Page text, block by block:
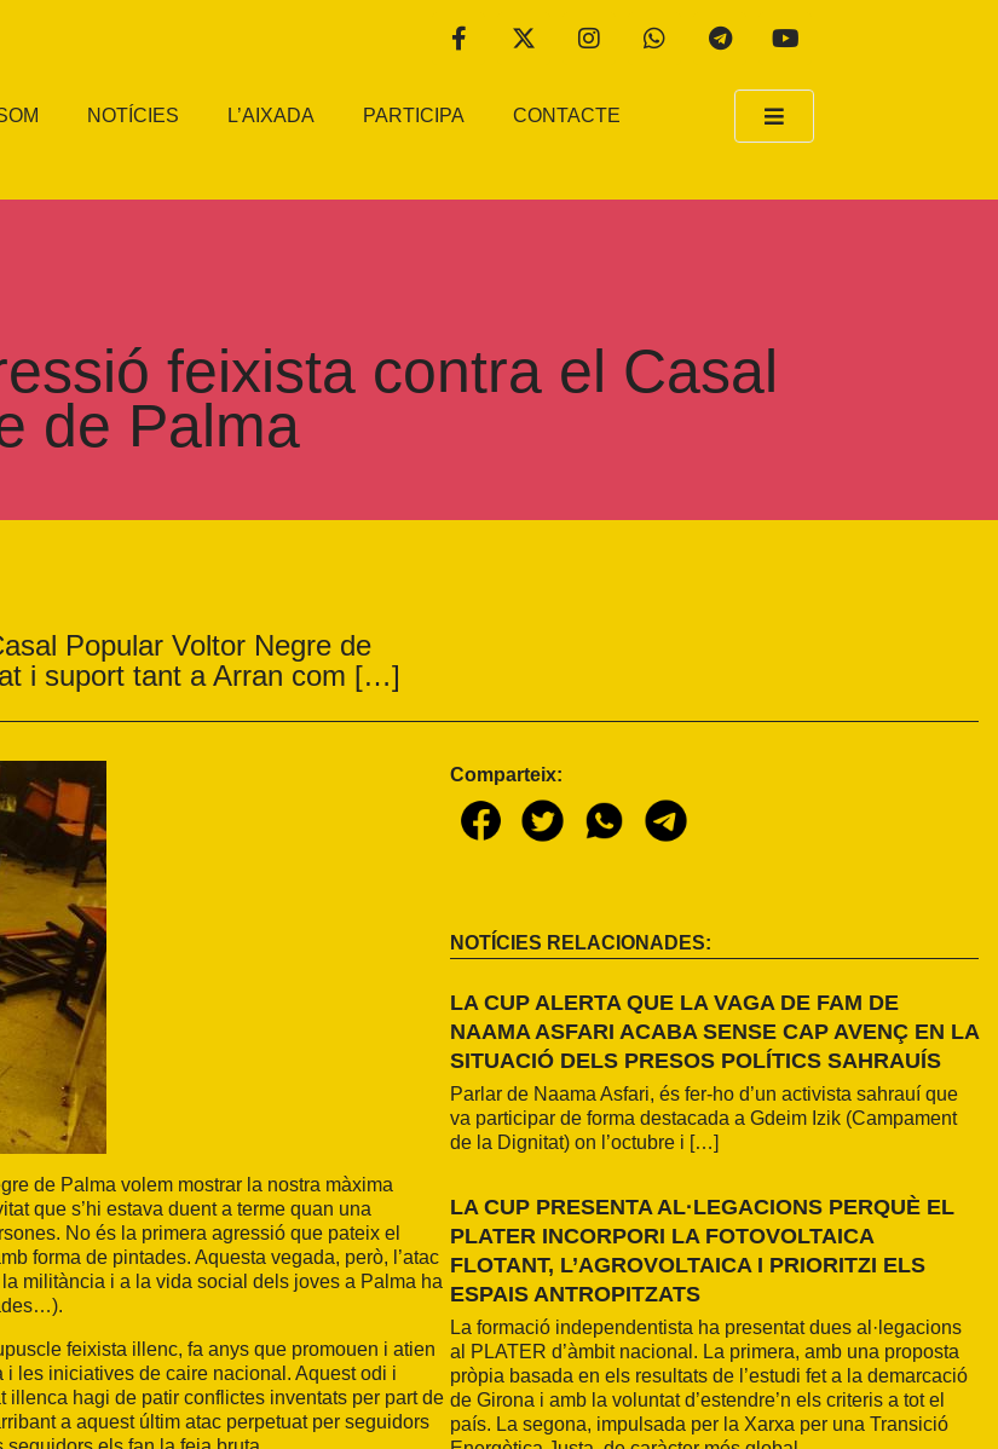
NOTÍCIES L’AIXADA PARTICIPA CONTACTE
feixista contra el Casal
de Palma
Popular Voltor Negre de
i suport tant a Arran com […]
de Palma volem mostrar la nostra màxima
que s’hi estava duent a terme quan una
No és la primera agressió que pateix el
forma de pintades. Aquesta vegada, però, l’atac
militància i a la vida social dels joves a Palma ha
feixista illenc, fa anys que promouen i atien
i les iniciatives de caire nacional. Aquest odi i
hagi de patir conflictes inventats per part de
a aquest últim atac perpetuat per seguidors
Comparteix:
NOTÍCIES RELACIONADES:
LA CUP ALERTA QUE LA VAGA DE FAM DE
NAAMA ASFARI ACABA SENSE CAP AVENÇ EN LA
SITUACIÓ DELS PRESOS POLÍTICS SAHRAUÍS
Parlar de Naama Asfari, és fer-ho d’un activista sahrauí que
va participar de forma destacada a Gdeim Izik (Campament
de la Dignitat) on l’octubre i […]
LA CUP PRESENTA AL·LEGACIONS PERQUÈ EL
PLATER INCORPORI LA FOTOVOLTAICA
FLOTANT, L’AGROVOLTAICA I PRIORITZI ELS
ESPAIS ANTROPITZATS
La formació independentista ha presentat dues al·legacions
al PLATER d’àmbit nacional. La primera, amb una proposta
pròpia basada en els resultats de l’estudi fet a la demarcació
de Girona i amb la voluntat d’estendre’n els criteris a tot el
país. La segona, impulsada per la Xarxa per una Transició